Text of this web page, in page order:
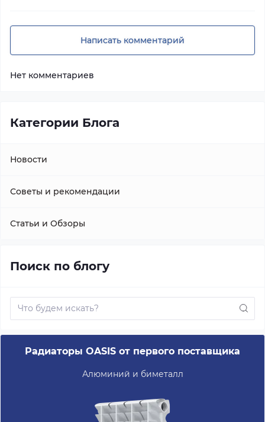
Написать комментарий
Нет комментариев
Категории Блога
Новости
Советы и рекомендации
Статьи и Обзоры
Поиск по блогу
Радиаторы OASIS от первого поставщика
Алюминий и биметалл